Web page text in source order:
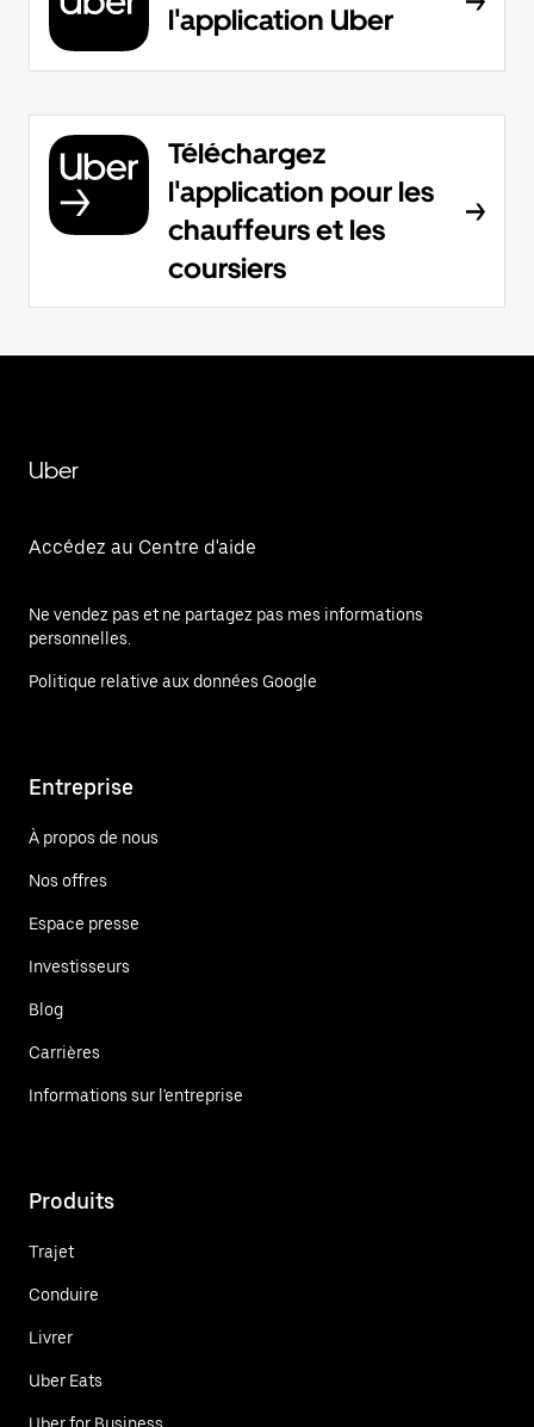
l'application Uber
Téléchargez
l'application pour les
chauffeurs et les
coursiers
Uber
Accédez au Centre d'aide
Ne vendez pas et ne partagez pas mes informations
personnelles.
Politique relative aux données Google
Entreprise
À propos de nous
Nos offres
Espace presse
Investisseurs
Blog
Carrières
Informations sur l'entreprise
Produits
Trajet
Conduire
Livrer
Uber Eats